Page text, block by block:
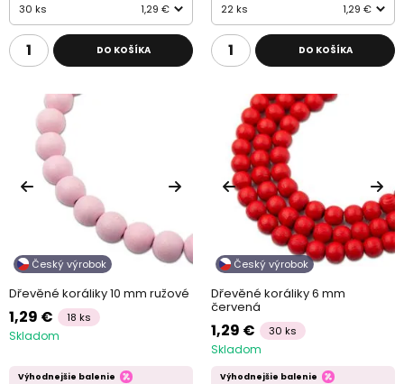
30 ks 1,29 €
DO KOŠÍKA
22 ks 1,29 €
DO KOŠÍKA
Český výrobok
Dřevěné koráliky 10 mm ružové
1,29 € 18 ks
Skladom
Výhodnejšie balenie
Český výrobok
Dřevěné koráliky 6 mm
červená
1,29 € 30 ks
Skladom
Výhodnejšie balenie